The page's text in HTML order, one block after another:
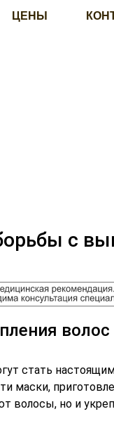
ЦЕНЫ
с
волос
стать
маски,
волосы, но и